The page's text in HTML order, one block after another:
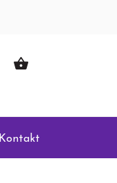
Kontakt